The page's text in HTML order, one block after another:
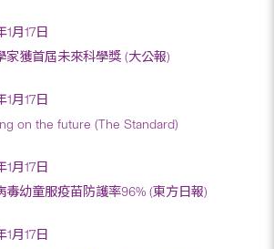
1月17日
家獲首屆未來科學獎 (大公報)
1月17日
on the future (The Standard)
1月17日
毒幼童服疫苗防護率96% (東方日報)
1月17日